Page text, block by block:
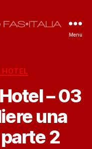
Menu
HOTEL
– 03
una
2